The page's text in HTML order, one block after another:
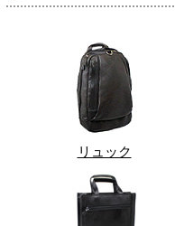
リュック